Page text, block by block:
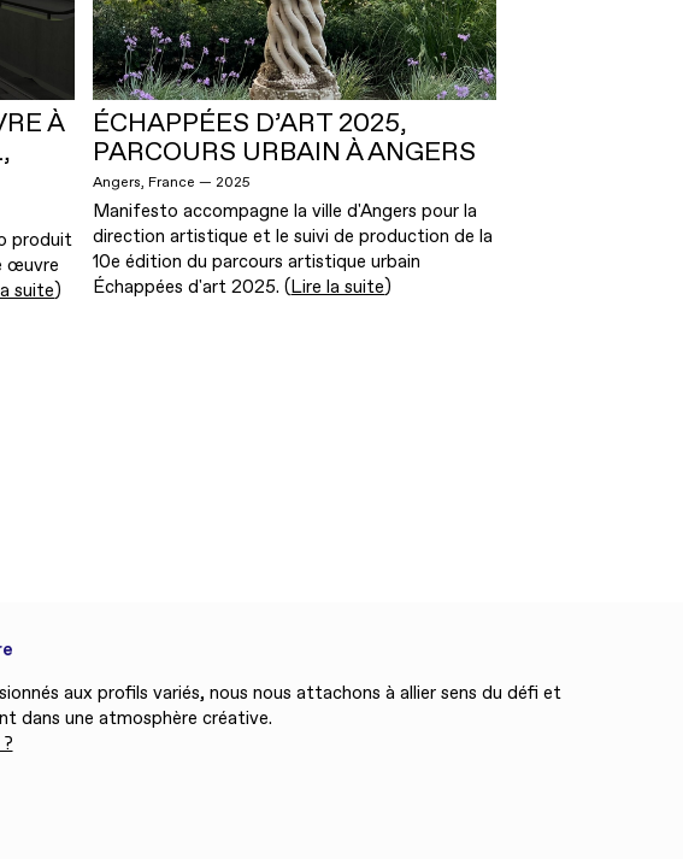
À
produit
œuvre
suite)
ÉCHAPPÉES D’ART 2025,
PARCOURS URBAIN À ANGERS
Angers, France — 2025
Manifesto accompagne la ville d'Angers pour la
direction artistique et le suivi de production de la
10e édition du parcours artistique urbain
Échappées d'art 2025. (Lire la suite)
aux profils variés, nous nous attachons à allier sens du défi et
dans une atmosphère créative.